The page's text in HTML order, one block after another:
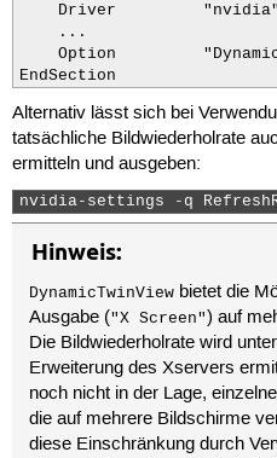
    Driver         "nvidia"
    ...
Option
EndSection
Alternativ lässt sich bei
tatsächliche Bildwiederholrate
ermitteln und ausgeben:
nvidia-settings -q
Hinweis:
DynamicTwinView bietet die
Ausgabe ("X Screen") auf
Die Bildwiederholrate wird
Erweiterung des Xservers
noch nicht in der Lage, einzelne
die auf mehrere Bildschirme
diese Einschränkung durch